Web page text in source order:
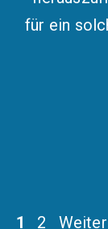
für ein
Seite
1 Seite
2 Weiter